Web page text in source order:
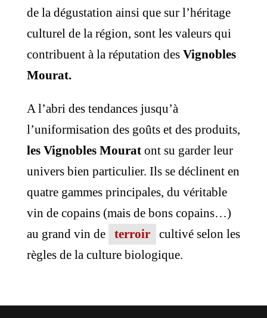
de la dégustation ainsi que sur l’héritage
culturel de la région, sont les valeurs qui
contribuent à la réputation des Vignobles
Mourat.
A l’abri des tendances jusqu’à
l’uniformisation des goûts et des produits,
les Vignobles Mourat ont su garder leur
univers bien particulier. Ils se déclinent en
quatre gammes principales, du véritable
vin de copains (mais de bons copains…)
au grand vin de
terroir
cultivé selon les
règles de la culture biologique.